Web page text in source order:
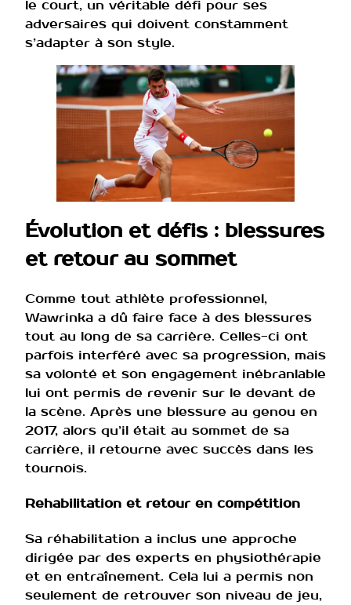
le court, un véritable défi pour ses
adversaires qui doivent constamment
s’adapter à son style.
Évolution et défis : blessures
et retour au sommet
Comme tout athlète professionnel,
Wawrinka a dû faire face à des blessures
tout au long de sa carrière. Celles-ci ont
parfois interféré avec sa progression, mais
sa volonté et son engagement inébranlable
lui ont permis de revenir sur le devant de
la scène. Après une blessure au genou en
2017, alors qu’il était au sommet de sa
carrière, il retourne avec succès dans les
tournois.
Rehabilitation et retour en compétition
Sa réhabilitation a inclus une approche
dirigée par des experts en physiothérapie
et en entraînement. Cela lui a permis non
seulement de retrouver son niveau de jeu,